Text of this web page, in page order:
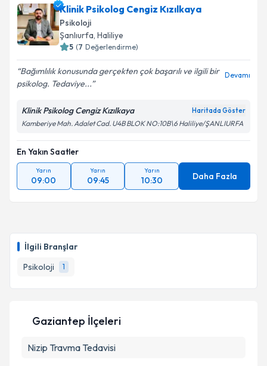
İlgili Branşlar
Psikoloji
1
Klinik Psikolog Cengiz Kızılkaya
Psikoloji
Şanlıurfa, Haliliye
5 (7 Değerlendirme)
Bağımlılık konusunda gerçekten çok başarılı ve ilgili bir
psikolog. Tedaviye...
Devamı
Klinik Psikolog Cengiz Kızılkaya Haritada Göster
Kamberiye Mah. Adalet Cad. U4B BLOK NO:10B\6 Haliliye/ŞANLIURFA
En Yakın Saatler
Yarın
09:00
Yarın
09:45
Yarın
10:30 Daha Fazla
Gaziantep İlçeleri
Nizip Travma Tedavisi